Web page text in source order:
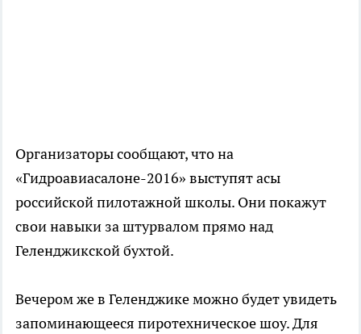
Организаторы сообщают, что на
«Гидроавиасалоне-2016» выступят асы
российской пилотажной школы. Они покажут
свои навыки за штурвалом прямо над
Геленджикской бухтой.
Вечером же в Геленджике можно будет увидеть
запоминающееся пиротехническое шоу. Для